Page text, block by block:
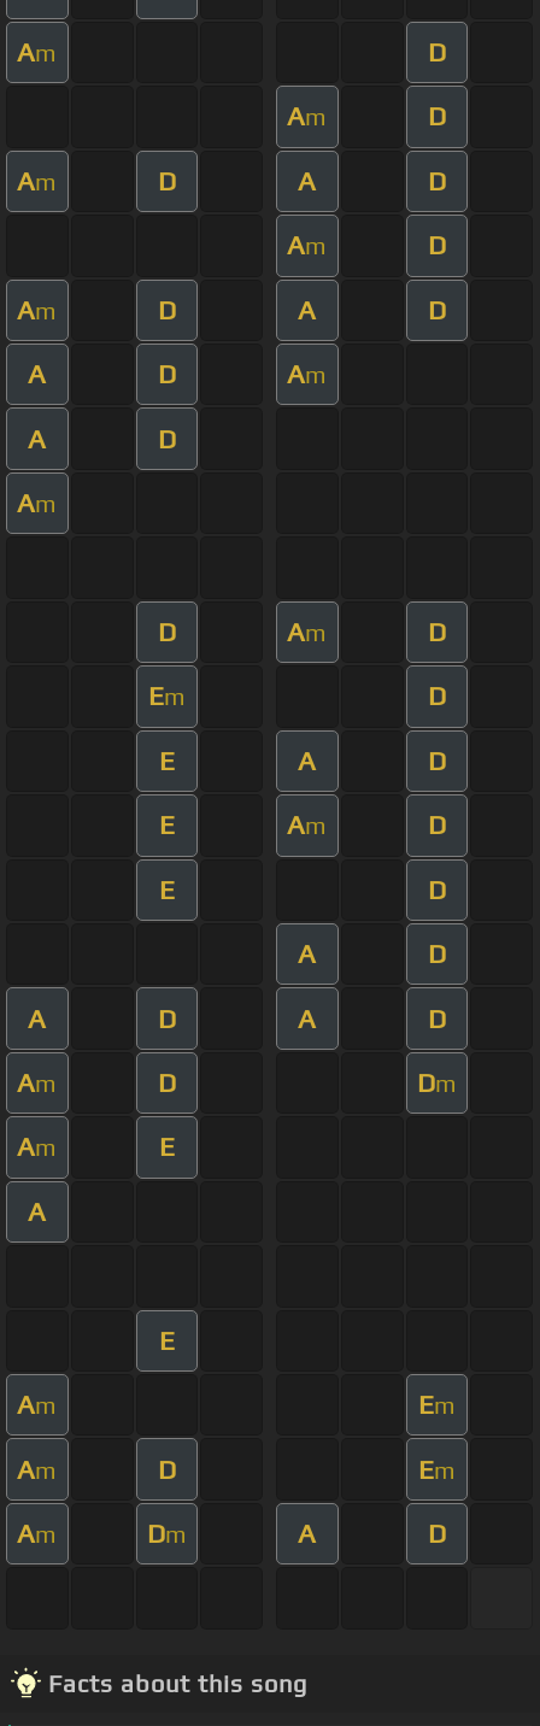
Am D
Am D
Am D A D
Am D
Am D A D
A D Am
A D
Am
D Am D
Em D
E A D
E Am D
E D
A D
A D A D
Am D Dm
Am E
A
E
Am Em
Am D Em
Am Dm A D
Facts about this song